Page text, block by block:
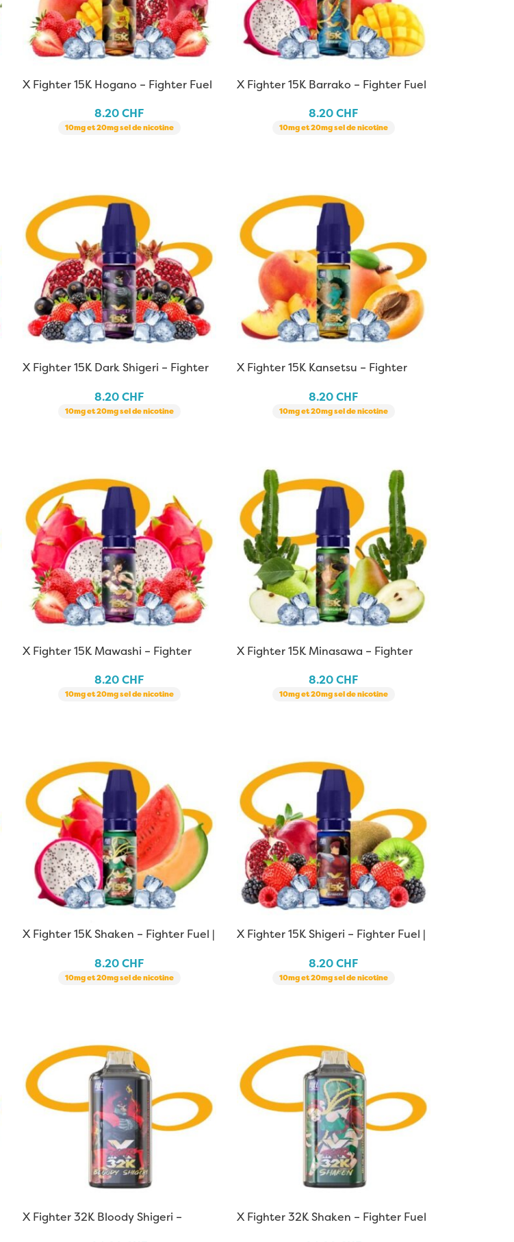
X Fighter 15K Hogano – Fighter Fuel
8.20CHF
10mg et 20mg sel de nicotine
X Fighter 15K Barrako – Fighter Fuel
8.20CHF
10mg et 20mg sel de nicotine
X Fighter 15K Dark Shigeri – Fighter
8.20CHF
10mg et 20mg sel de nicotine
X Fighter 15K Kansetsu – Fighter
8.20CHF
10mg et 20mg sel de nicotine
X Fighter 15K Mawashi – Fighter
8.20CHF
10mg et 20mg sel de nicotine
X Fighter 15K Minasawa – Fighter
8.20CHF
10mg et 20mg sel de nicotine
X Fighter 15K Shaken – Fighter Fuel |
8.20CHF
10mg et 20mg sel de nicotine
X Fighter 15K Shigeri – Fighter Fuel |
8.20CHF
10mg et 20mg sel de nicotine
X Fighter 32K Bloody Shigeri –
X Fighter 32K Shaken – Fighter Fuel